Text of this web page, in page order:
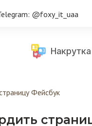
@foxy_it_uaa
Фейсбук